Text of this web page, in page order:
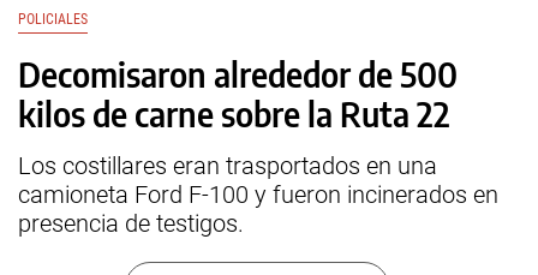
POLICIALES
Decomisaron alrededor de 500
kilos de carne sobre la Ruta 22
Los costillares eran trasportados en una
camioneta Ford F-100 y fueron incinerados en
presencia de testigos.